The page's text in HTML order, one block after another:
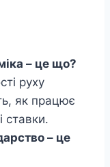
– це що?
руху
як працює
ставки.
– це